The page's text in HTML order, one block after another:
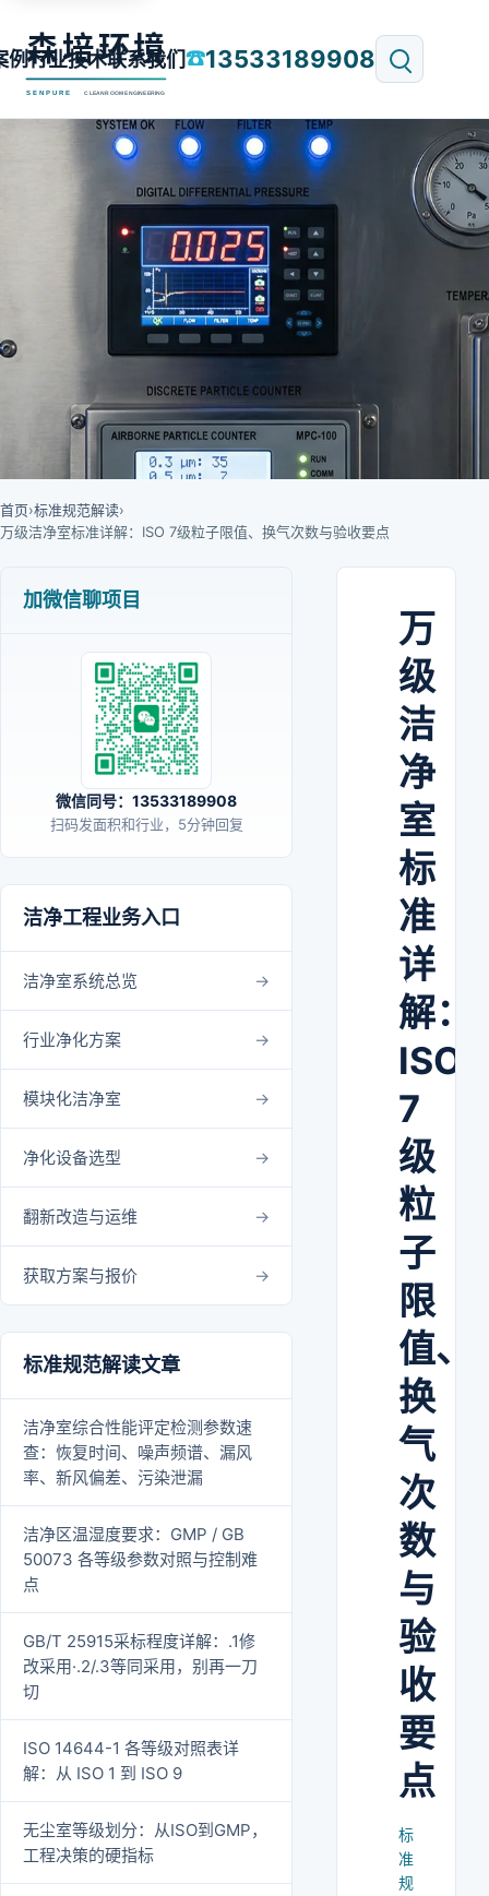
例行业技术联系我们☎13533189908
首页›标准规范解读›
万级洁净室标准详解：ISO 7级粒子限值、换气次数与验收要点
加微信聊项目
微信同号：13533189908
扫码发面积和行业，5分钟回复
洁净工程业务入口
洁净室系统总览
行业净化方案
模块化洁净室
净化设备选型
翻新改造与运维
获取方案与报价
标准规范解读文章
洁净室综合性能评定检测参数速
查：恢复时间、噪声频谱、漏风
率、新风偏差、污染泄漏
洁净区温湿度要求：GMP / GB
50073 各等级参数对照与控制难
点
GB/T 25915采标程度详解：.1修
改采用·.2/.3等同采用，别再一刀
切
ISO 14644-1 各等级对照表详
解：从 ISO 1 到 ISO 9
无尘室等级划分：从ISO到GMP，
工程决策的硬指标
万
级
洁
净
室
标
准
详
解：
ISO
7
级
粒
子
限
值、
换
气
次
数
与
验
收
要
点
标
准
规